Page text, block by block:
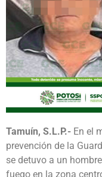
Tamuín, S.L.P.- En el
prevención de la
se detuvo a un
fuego en la zona